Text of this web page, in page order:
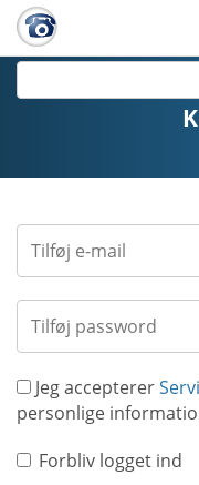
Jeg accepterer
personlige
Forbliv logget ind